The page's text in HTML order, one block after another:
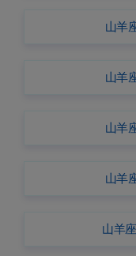
山羊
山羊
山羊
山羊
山羊